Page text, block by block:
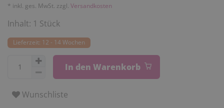
* inkl. ges. MwSt. zzgl. Versandkosten
Inhalt: 1 Stück
Lieferzeit: 12 - 14 Wochen
In den Warenkorb
Wunschliste